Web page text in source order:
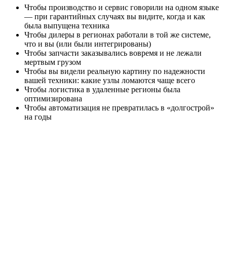
Чтобы производство и сервис говорили на одном языке
— при гарантийных случаях вы видите, когда и как
была выпущена техника
Чтобы дилеры в регионах работали в той же системе,
что и вы (или были интегрированы)
Чтобы запчасти заказывались вовремя и не лежали
мертвым грузом
Чтобы вы видели реальную картину по надежности
вашей техники: какие узлы ломаются чаще всего
Чтобы логистика в удаленные регионы была
оптимизирована
Чтобы автоматизация не превратилась в «долгострой»
на годы